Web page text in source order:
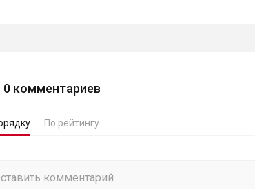
0 комментариев
По рейтингу